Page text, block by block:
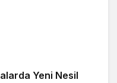
Yeni Nesil